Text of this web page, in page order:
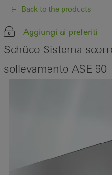
Back to the products
Aggiungi ai preferiti
Schüco Sistema
sollevamento ASE 60